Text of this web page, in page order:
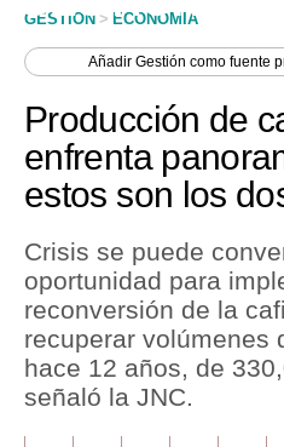
Economía
Mercados
Política
Finanzas Personales
GESTION > ECONOMIA
AñadirGestión como fuente
Producción de
enfrenta
estos son los
Crisis se puede
oportunidad para
reconversión de la
recuperar volúmenes
hace 12 años, de
señaló la JNC.